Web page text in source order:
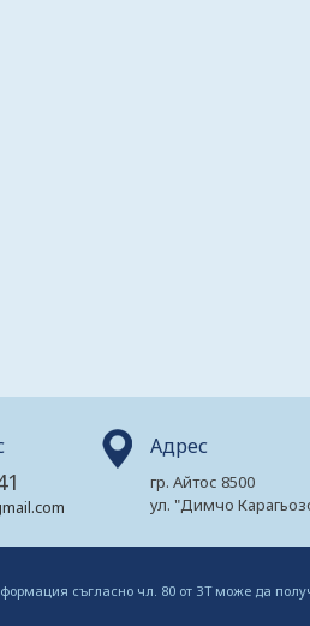
Адрес
гр. Айтос 8500
ул. "Димчо
съгласно чл. 80 от ЗТ може да